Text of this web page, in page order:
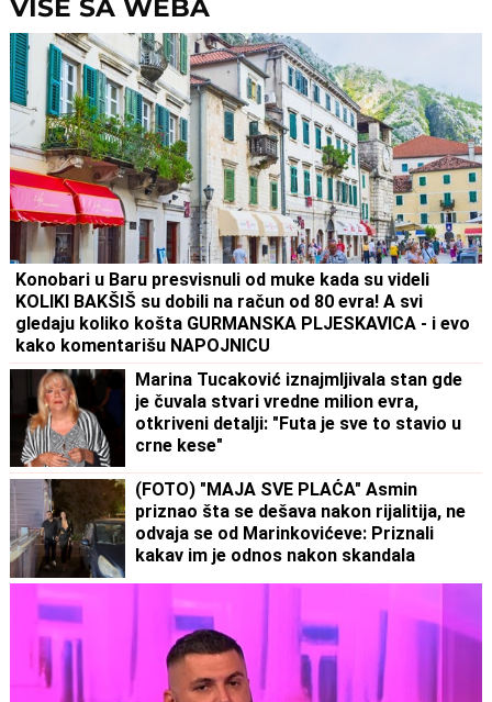
VIŠE SA WEBA
Konobari u Baru presvisnuli od muke kada su videli
KOLIKI BAKŠIŠ su dobili na račun od 80 evra! A svi
gledaju koliko košta GURMANSKA PLJESKAVICA - i evo
kako komentarišu NAPOJNICU
Marina Tucaković iznajmljivala stan gde
je čuvala stvari vredne milion evra,
otkriveni detalji: "Futa je sve to stavio u
crne kese"
(FOTO) "MAJA SVE PLAĆA" Asmin
priznao šta se dešava nakon rijalitija, ne
odvaja se od Marinkovićeve: Priznali
kakav im je odnos nakon skandala